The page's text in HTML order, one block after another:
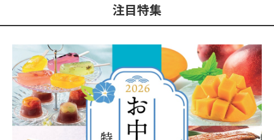
注目特集